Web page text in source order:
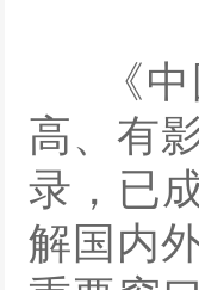
《
高、有
录，已
解国内